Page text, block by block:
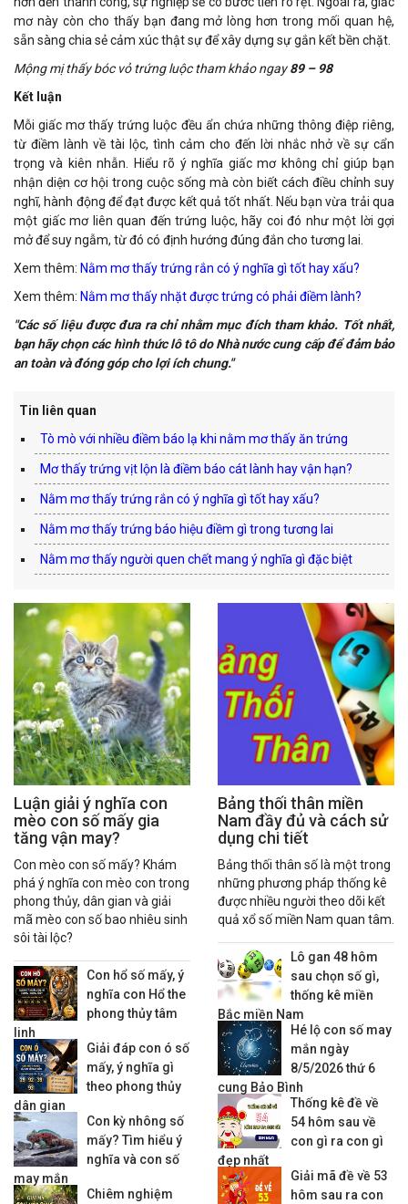
mơ này còn cho thấy bạn đang mở lòng hơn trong mối quan hệ,
sẵn sàng chia sẻ cảm xúc thật sự để xây dựng sự gắn kết bền chặt.
Mộng mị thấy bóc vỏ trứng luộc tham khảo ngay89 – 98
Kết luận
Mỗi giấc mơ thấy trứng luộc đều ẩn chứa những thông điệp riêng,
từ điềm lành về tài lộc, tình cảm cho đến lời nhắc nhở về sự cẩn
trọng và kiên nhẫn. Hiểu rõ ý nghĩa giấc mơ không chỉ giúp bạn
nhận diện cơ hội trong cuộc sống mà còn biết cách điều chỉnh suy
nghĩ, hành động để đạt được kết quả tốt nhất. Nếu bạn vừa trải qua
một giấc mơ liên quan đến trứng luộc, hãy coi đó như một lời gợi
mở để suy ngẫm, từ đó có định hướng đúng đắn cho tương lai.
Xem thêm: Nằm mơ thấy trứng rắn có ý nghĩa gì tốt hay xấu?
Xem thêm: Nằm mơ thấy nhặt được trứng có phải điềm lành?
"Các số liệu được đưa ra chỉ nhằm mục đích tham khảo. Tốt nhất,
bạn hãy chọn các hình thức lô tô do Nhà nước cung cấp để đảm bảo
an toàn và đóng góp cho lợi ích chung."
Tin liên quan
Tò mò với nhiều điềm báo lạ khi nằm mơ thấy ăn trứng
Mơ thấy trứng vịt lộn là điềm báo cát lành hay vận hạn?
Nằm mơ thấy trứng rắn có ý nghĩa gì tốt hay xấu?
Nằm mơ thấy trứng báo hiệu điềm gì trong tương lai
Nằm mơ thấy người quen chết mang ý nghĩa gì đặc biệt
Luận giải ý nghĩa con
mèo con số mấy gia
tăng vận may?
Con mèo con số mấy? Khám
phá ý nghĩa con mèo con trong
phong thủy, dân gian và giải
mã mèo con số bao nhiêu sinh
sôi tài lộc?
Con hổ số mấy, ý
nghĩa con Hổ the
phong thủy tâm
linh
Giải đáp con ó số
mấy, ý nghĩa gì
theo phong thủy
dân gian
Con kỳ nhông số
mấy? Tìm hiểu ý
nghĩa và con số
may mắn
Chiêm nghiệm
Bảng thối thân miền
Nam đầy đủ và cách sử
dụng chi tiết
Bảng thối thân số là một trong
những phương pháp thống kê
được nhiều người theo dõi kết
quả xổ số miền Nam quan tâm.
Lô gan 48 hôm
sau chọn số gì,
thống kê miền
Bắc miền Nam
Hé lộ con số may
mắn ngày
8/5/2026 thứ 6
cung Bảo Bình
Thống kê đề về
54 hôm sau về
con gì ra con gì
đẹp nhất
Giải mã đề về 53
hôm sau ra con